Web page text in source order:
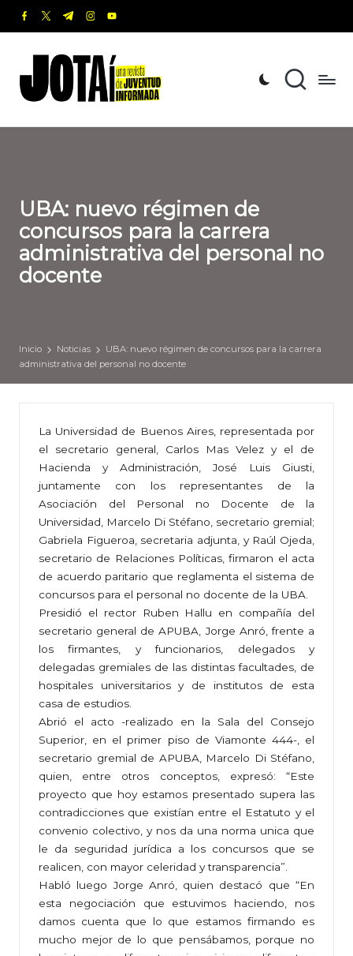
Saltar
contenido
facebook.com
twitter.com
t.me instagram.com
youtube.com
o
t
revista
de
Informada
UBA: nuevo régimen de
concursos para la carrera
administrativa del personal no
docente
Inicio Noticias
UBA: nuevo régimen de concursos para la carrera
administrativa del personal no docente
La Universidad de Buenos Aires, representada por
el secretario general, Carlos Mas Velez y el de
Hacienda y Administración, José Luis Giusti,
juntamente con los representantes de la
Asociación del Personal no Docente de la
Universidad, Marcelo Di Stéfano, secretario gremial;
Gabriela Figueroa, secretaria adjunta, y Raúl Ojeda,
secretario de Relaciones Políticas, firmaron el acta
de acuerdo paritario que reglamenta el sistema de
concursos para el personal no docente de la UBA.
Presidió el rector Ruben Hallu en compañía del
secretario general de APUBA, Jorge Anró, frente a
los firmantes, y funcionarios, delegados y
delegadas gremiales de las distintas facultades, de
hospitales universitarios y de institutos de esta
casa de estudios.
Abrió el acto -realizado en la Sala del Consejo
Superior, en el primer piso de Viamonte 444-, el
secretario gremial de APUBA, Marcelo Di Stéfano,
quien, entre otros conceptos, expresó: “Este
proyecto que hoy estamos presentado supera las
contradicciones que existían entre el Estatuto y el
convenio colectivo, y nos da una norma unica que
le da seguridad jurídica a los concursos que se
realicen, con mayor celeridad y transparencia”.
Habló luego Jorge Anró, quien destacó que “En
esta negociación que estuvimos haciendo, nos
damos cuenta que lo que estamos firmando es
mucho mejor de lo que pensábamos, porque no